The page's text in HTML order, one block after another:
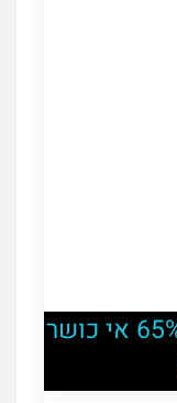
אישור זכאות ל74% נכות, 65% אי כושר